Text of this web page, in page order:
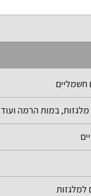
חשמליים
במות הרמה ועוד
למלגזות